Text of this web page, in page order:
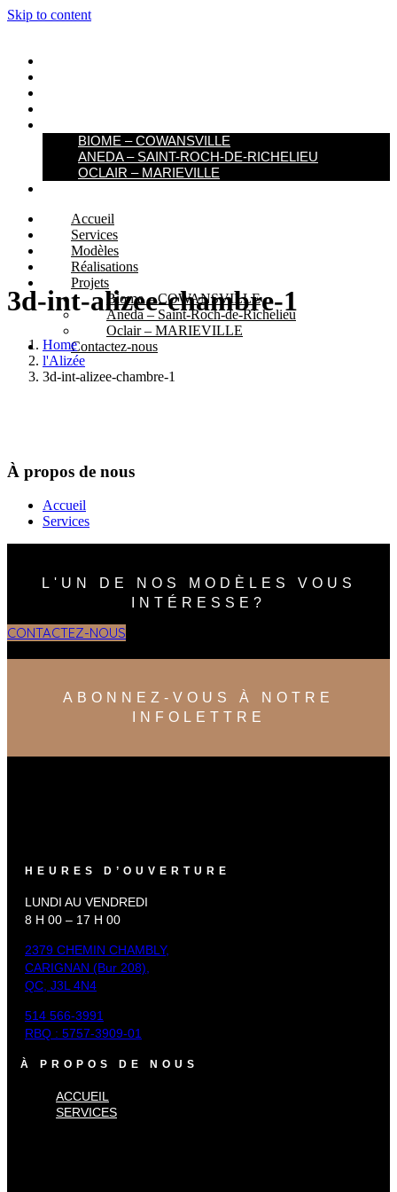
Skip to content
BIOME – COWANSVILLE​
ANEDA – SAINT-ROCH-DE-RICHELIEU
OCLAIR – MARIEVILLE
Accueil
Services
Modèles
Réalisations
Projets
Biome – COWANSVILLE​
Aneda – Saint-Roch-de-Richelieu
Oclair – MARIEVILLE
Contactez-nous
3d-int-alizee-chambre-1
Home
l'Alizée
3d-int-alizee-chambre-1
À propos de nous
Accueil
Services
L'UN DE NOS MODÈLES VOUS
INTÉRESSE?
CONTACTEZ-NOUS
ABONNEZ-VOUS À NOTRE
INFOLETTRE
HEURES D’OUVERTURE
LUNDI AU VENDREDI
8 H 00 – 17 H 00
2379 CHEMIN CHAMBLY,
CARIGNAN (Bur 208),
QC, J3L 4N4
514 566-3991
RBQ : 5757-3909-01
À PROPOS DE NOUS
ACCUEIL
SERVICES